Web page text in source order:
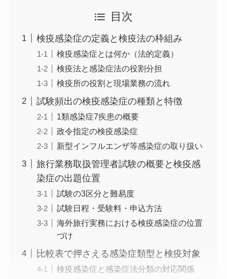
目次
検疫感染症の定義と検疫法の枠組み
検疫感染症とは何か（法的定義）
検疫法と感染症法の役割分担
検疫所の役割と現場業務の流れ
試験頻出の検疫感染症の種類と特徴
1類感染症7疾患の概要
政令指定の検疫感染症
新型インフルエンザ等感染症の取り扱い
旅行業務取扱管理者試験の概要と検疫感
染症の出題位置
試験の3区分と難易度
試験日程・受験料・申込方法
海外旅行実務における検疫感染症の位置
づけ
比較表で押さえる感染症類型と検疫対象
検疫感染症と感染症法分類の対応関係